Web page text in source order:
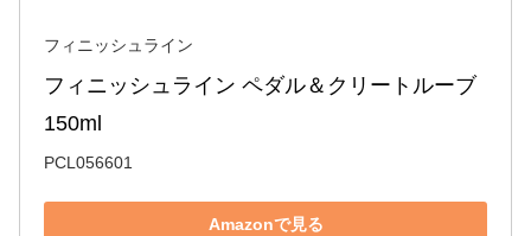
フィニッシュライン
フィニッシュライン ペダル＆クリートルーブ
150ml
PCL056601
Amazonで見る